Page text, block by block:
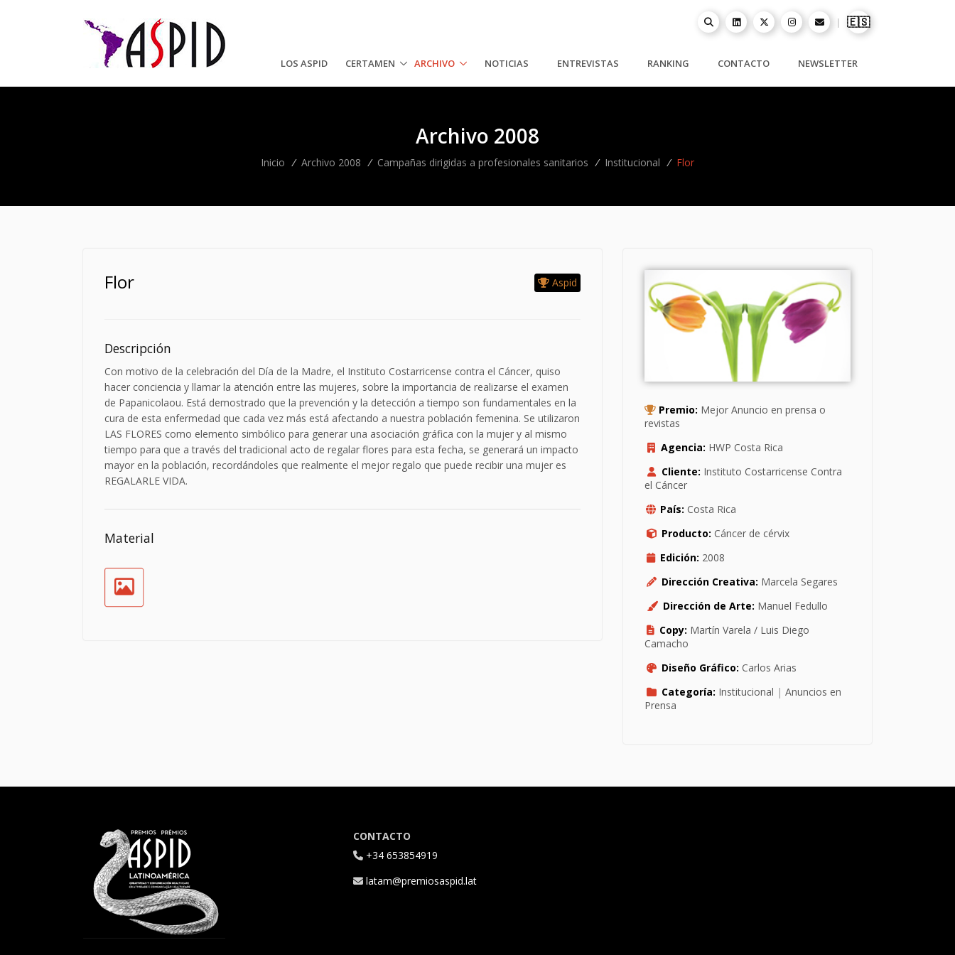
| 🇪🇸
LOS ASPID CERTAMEN ARCHIVO NOTICIAS ENTREVISTAS RANKING CONTACTO NEWSLETTER
Archivo 2008
Inicio / Archivo 2008 / Campañas dirigidas a profesionales sanitarios / Institucional / Flor
Flor Aspid
Descripción
Con motivo de la celebración del Día de la Madre, el Instituto Costarricense contra el Cáncer, quiso
hacer conciencia y llamar la atención entre las mujeres, sobre la importancia de realizarse el examen
de Papanicolaou. Está demostrado que la prevención y la detección a tiempo son fundamentales en la
cura de esta enfermedad que cada vez más está afectando a nuestra población femenina. Se utilizaron
LAS FLORES como elemento simbólico para generar una asociación gráfica con la mujer y al mismo
tiempo para que a través del tradicional acto de regalar flores para esta fecha, se generará un impacto
mayor en la población, recordándoles que realmente el mejor regalo que puede recibir una mujer es
REGALARLE VIDA.
Material
Premio: Mejor Anuncio en prensa o
revistas
Agencia: HWP Costa Rica
Cliente: Instituto Costarricense Contra
el Cáncer
País: Costa Rica
Producto: Cáncer de cérvix
Edición: 2008
Dirección Creativa: Marcela Segares
Dirección de Arte: Manuel Fedullo
Copy: Martín Varela / Luis Diego
Camacho
Diseño Gráfico: Carlos Arias
Categoría: Institucional | Anuncios en
Prensa
CONTACTO
+34 653854919
latam@premiosaspid.lat